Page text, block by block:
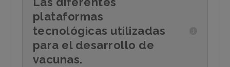
plataformas
tecnológicas utilizadas
para el desarrollo de
vacunas.